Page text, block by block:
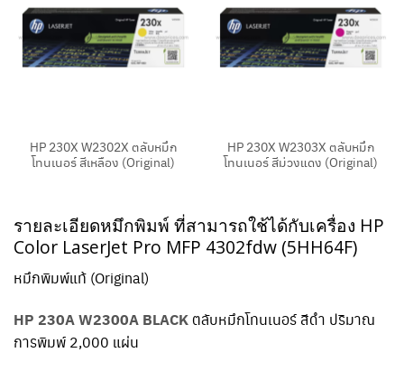
HP 230X W2302X ตลับหมึก
โทนเนอร์ สีเหลือง (Original)
HP 230X W2303X ตลับหมึก
โทนเนอร์ สีม่วงแดง (Original)
รายละเอียดหมึกพิมพ์ ที่สามารถใช้ได้กับเครื่อง HP
Color LaserJet Pro MFP 4302fdw (5HH64F)
หมึกพิมพ์แท้ (Original)
HP 230A W2300A BLACK ตลับหมึกโทนเนอร์ สีดำ ปริมาณ
การพิมพ์ 2,000 แผ่น